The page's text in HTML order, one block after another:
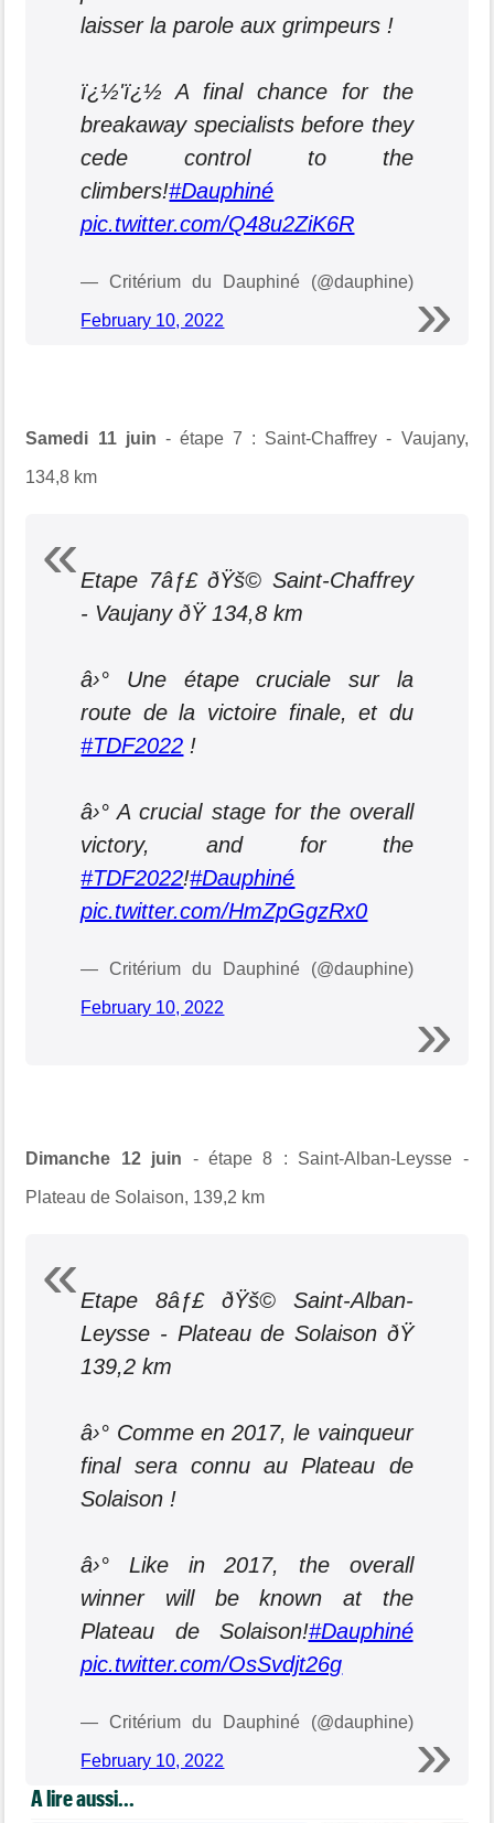
laisser la parole aux grimpeurs !
ï¿½'ï¿½ A final chance for the
breakaway specialists before they
cede control to the
climbers!#Dauphiné
pic.twitter.com/Q48u2ZiK6R
— Critérium du Dauphiné (@dauphine)
February 10, 2022
Samedi 11 juin - étape 7 : Saint-Chaffrey - Vaujany,
134,8 km
Etape 7âƒ£ ðŸš© Saint-Chaffrey
- Vaujany ðŸ 134,8 km
â›° Une étape cruciale sur la
route de la victoire finale, et du
#TDF2022 !
â›° A crucial stage for the overall
victory, and for the
#TDF2022!#Dauphiné
pic.twitter.com/HmZpGgzRx0
— Critérium du Dauphiné (@dauphine)
February 10, 2022
Dimanche 12 juin - étape 8 : Saint-Alban-Leysse -
Plateau de Solaison, 139,2 km
Etape 8âƒ£ ðŸš© Saint-Alban-
Leysse - Plateau de Solaison ðŸ
139,2 km
â›° Comme en 2017, le vainqueur
final sera connu au Plateau de
Solaison !
â›° Like in 2017, the overall
winner will be known at the
Plateau de Solaison!#Dauphiné
pic.twitter.com/OsSvdjt26g
— Critérium du Dauphiné (@dauphine)
February 10, 2022
A lire aussi...